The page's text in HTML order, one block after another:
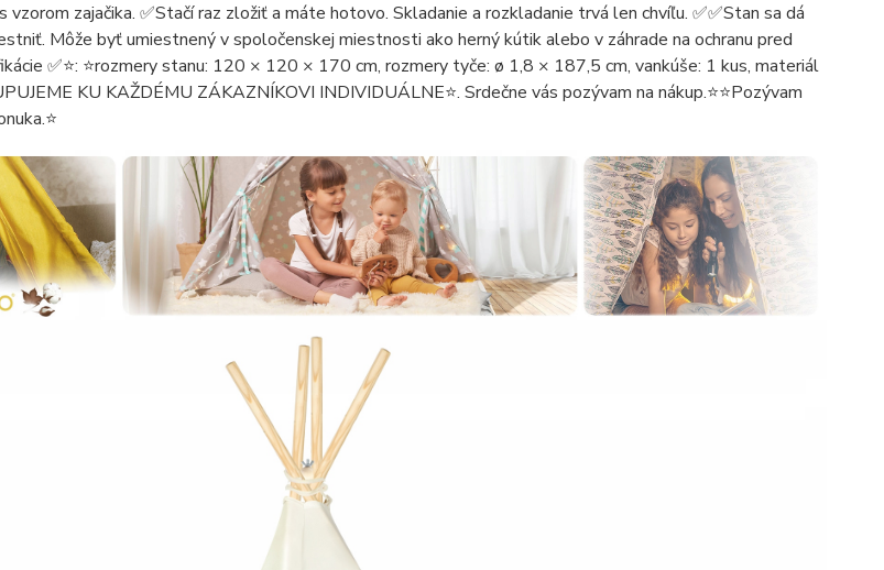
vzorom zajačika. ✅Stačí raz zložiť a máte hotovo. Skladanie a rozkladanie trvá len chvíľu. ✅✅Stan sa dá
Môže byť umiestnený v spoločenskej miestnosti ako herný kútik alebo v záhrade na ochranu pred
✅⭐️: ⭐️rozmery stanu: 120 × 120 × 170 cm, rozmery tyče: ø 1,8 × 187,5 cm, vankúše: 1 kus, materiál
KU KAŽDÉMU ZÁKAZNÍKOVI INDIVIDUÁLNE⭐. Srdečne vás pozývam na nákup.⭐⭐Pozývam